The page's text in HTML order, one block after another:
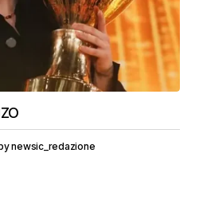
newsic_redazione